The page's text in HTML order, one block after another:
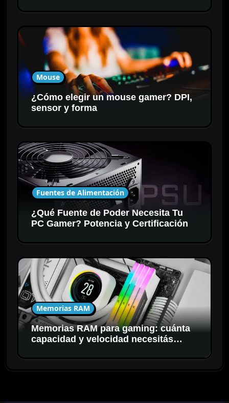
Mouse
¿Cómo elegir un mouse gamer? DPI,
sensor y forma
Fuentes de Alimentación
¿Qué Fuente de Poder Necesita Tu
PC Gamer? Potencia y Certificación
Memorias RAM
Memorias RAM para gaming: cuánta
capacidad y velocidad necesitás